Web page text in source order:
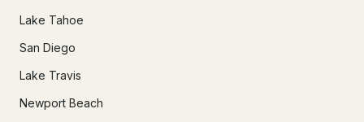
Lake Tahoe
San Diego
Lake Travis
Newport Beach